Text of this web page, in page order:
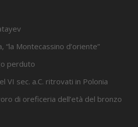
“la Montecassino d’oriente”
perduto
VI sec. a.C. ritrovati in Polonia
di oreficeria dell’età del bronzo